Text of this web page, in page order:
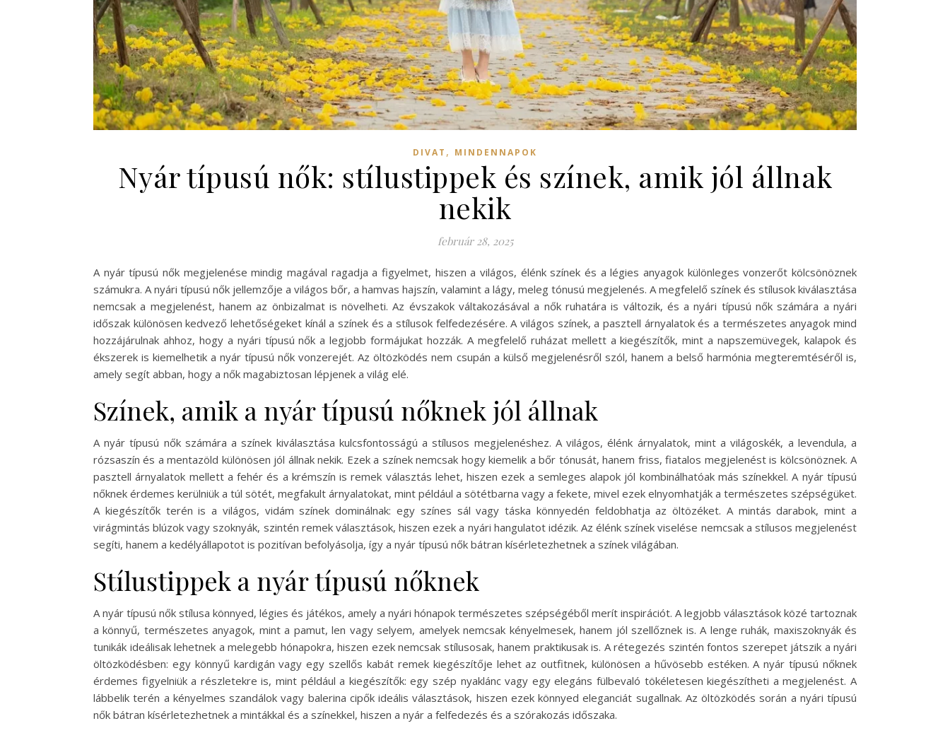
DIVAT , MINDENNAPOK
Nyár típusú nők: stílustippek és színek, amik jól állnak
nekik
február 28, 2025
A nyár típusú nők megjelenése mindig magával ragadja a figyelmet, hiszen a világos, élénk színek és a légies anyagok különleges vonzerőt kölcsönöznek
számukra. A nyári típusú nők jellemzője a világos bőr, a hamvas hajszín, valamint a lágy, meleg tónusú megjelenés. A megfelelő színek és stílusok kiválasztása
nemcsak a megjelenést, hanem az önbizalmat is növelheti. Az évszakok váltakozásával a nők ruhatára is változik, és a nyári típusú nők számára a nyári
időszak különösen kedvező lehetőségeket kínál a színek és a stílusok felfedezésére. A világos színek, a pasztell árnyalatok és a természetes anyagok mind
hozzájárulnak ahhoz, hogy a nyári típusú nők a legjobb formájukat hozzák. A megfelelő ruházat mellett a kiegészítők, mint a napszemüvegek, kalapok és
ékszerek is kiemelhetik a nyár típusú nők vonzerejét. Az öltözködés nem csupán a külső megjelenésről szól, hanem a belső harmónia megteremtéséről is,
amely segít abban, hogy a nők magabiztosan lépjenek a világ elé.
Színek, amik a nyár típusú nőknek jól állnak
A nyár típusú nők számára a színek kiválasztása kulcsfontosságú a stílusos megjelenéshez. A világos, élénk árnyalatok, mint a világoskék, a levendula, a
rózsaszín és a mentazöld különösen jól állnak nekik. Ezek a színek nemcsak hogy kiemelik a bőr tónusát, hanem friss, fiatalos megjelenést is kölcsönöznek. A
pasztell árnyalatok mellett a fehér és a krémszín is remek választás lehet, hiszen ezek a semleges alapok jól kombinálhatóak más színekkel. A nyár típusú
nőknek érdemes kerülniük a túl sötét, megfakult árnyalatokat, mint például a sötétbarna vagy a fekete, mivel ezek elnyomhatják a természetes szépségüket.
A kiegészítők terén is a világos, vidám színek dominálnak: egy színes sál vagy táska könnyedén feldobhatja az öltözéket. A mintás darabok, mint a
virágmintás blúzok vagy szoknyák, szintén remek választások, hiszen ezek a nyári hangulatot idézik. Az élénk színek viselése nemcsak a stílusos megjelenést
segíti, hanem a kedélyállapotot is pozitívan befolyásolja, így a nyár típusú nők bátran kísérletezhetnek a színek világában.
Stílustippek a nyár típusú nőknek
A nyár típusú nők stílusa könnyed, légies és játékos, amely a nyári hónapok természetes szépségéből merít inspirációt. A legjobb választások közé tartoznak
a könnyű, természetes anyagok, mint a pamut, len vagy selyem, amelyek nemcsak kényelmesek, hanem jól szellőznek is. A lenge ruhák, maxiszoknyák és
tunikák ideálisak lehetnek a melegebb hónapokra, hiszen ezek nemcsak stílusosak, hanem praktikusak is. A rétegezés szintén fontos szerepet játszik a nyári
öltözködésben: egy könnyű kardigán vagy egy szellős kabát remek kiegészítője lehet az outfitnek, különösen a hűvösebb estéken. A nyár típusú nőknek
érdemes figyelniük a részletekre is, mint például a kiegészítők: egy szép nyaklánc vagy egy elegáns fülbevaló tökéletesen kiegészítheti a megjelenést. A
lábbelik terén a kényelmes szandálok vagy balerina cipők ideális választások, hiszen ezek könnyed eleganciát sugallnak. Az öltözködés során a nyári típusú
nők bátran kísérletezhetnek a mintákkal és a színekkel, hiszen a nyár a felfedezés és a szórakozás időszaka.